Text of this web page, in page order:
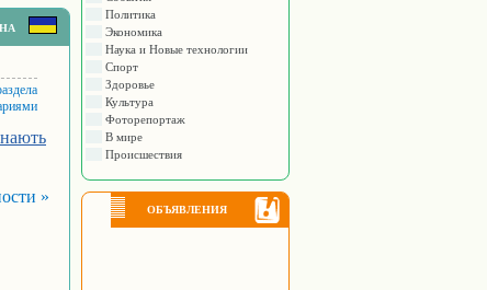
»
Политика
Экономика
Наука и Новые технологии
Спорт
Здоровье
Культура
Фоторепортаж
В мире
Происшествия
ОБЪЯВЛЕНИЯ